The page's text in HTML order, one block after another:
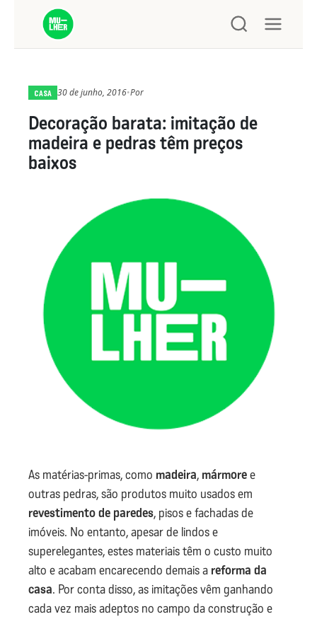
CASA 30 de junho, 2016•Por
Decoração barata: imitação de
madeira e pedras têm preços
baixos
As matérias-primas, como madeira, mármoree
outras pedras, são produtos muito usados em
revestimento de paredes, pisos e fachadas de
imóveis. No entanto, apesar de lindos e
superelegantes, estes materiais têm o custo muito
alto e acabam encarecendo demais a reforma da
casa. Por conta disso, as imitações vêm ganhando
cada vez mais adeptos no campo da construção e